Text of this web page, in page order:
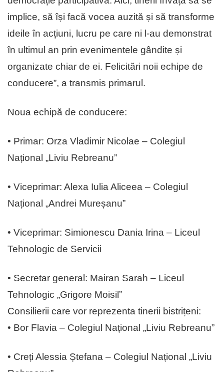
implice, să își facă vocea auzită și să transforme
ideile în acțiuni, lucru pe care ni l-au demonstrat
în ultimul an prin evenimentele gândite și
organizate chiar de ei. Felicitări noii echipe de
conducere”, a transmis primarul.
Noua echipă de conducere:
• Primar: Orza Vladimir Nicolae – Colegiul
Național „Liviu Rebreanu”
• Viceprimar: Alexa Iulia Aliceea – Colegiul
Național „Andrei Mureșanu”
• Viceprimar: Simionescu Dania Irina – Liceul
Tehnologic de Servicii
• Secretar general: Mairan Sarah – Liceul
Tehnologic „Grigore Moisil”
Consilierii care vor reprezenta tinerii bistrițeni:
• Bor Flavia – Colegiul Național „Liviu Rebreanu”
• Creți Alessia Ștefana – Colegiul Național „Liviu